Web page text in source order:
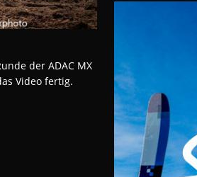
der ADAC MX
Video fertig.